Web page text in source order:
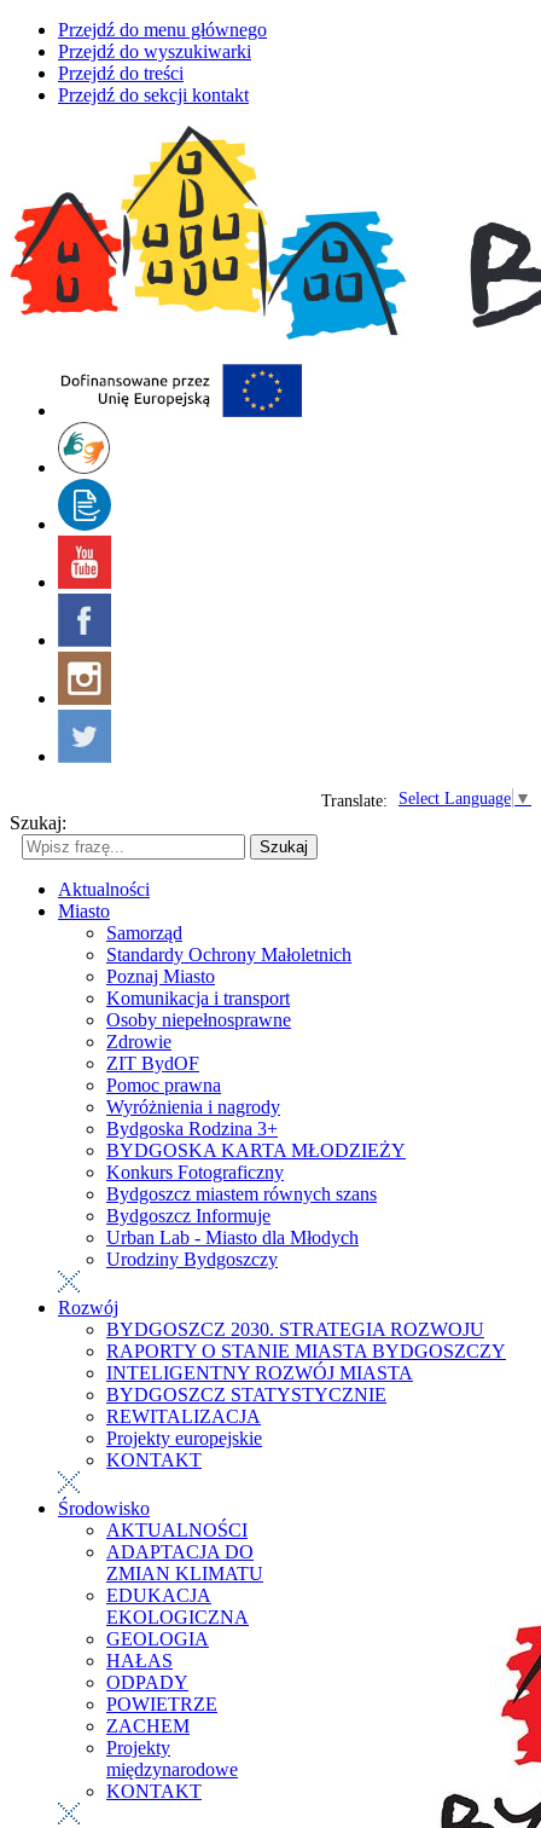
Przejdź do menu głównego
Przejdź do wyszukiwarki
Przejdź do treści
Przejdź do sekcji kontakt
Select Language ▼
Translate:
Szukaj:
Szukaj
Aktualności
Miasto
Samorząd
Standardy Ochrony Małoletnich
Poznaj Miasto
Komunikacja i transport
Osoby niepełnosprawne
Zdrowie
ZIT BydOF
Pomoc prawna
Wyróżnienia i nagrody
Bydgoska Rodzina 3+
BYDGOSKA KARTA MŁODZIEŻY
Konkurs Fotograficzny
Bydgoszcz miastem równych szans
Bydgoszcz Informuje
Urban Lab - Miasto dla Młodych
Urodziny Bydgoszczy
Rozwój
BYDGOSZCZ 2030. STRATEGIA ROZWOJU
RAPORTY O STANIE MIASTA BYDGOSZCZY
INTELIGENTNY ROZWÓJ MIASTA
BYDGOSZCZ STATYSTYCZNIE
REWITALIZACJA
Projekty europejskie
KONTAKT
Środowisko
AKTUALNOŚCI
ADAPTACJA DO
ZMIAN KLIMATU
EDUKACJA
EKOLOGICZNA
GEOLOGIA
HAŁAS
ODPADY
POWIETRZE
ZACHEM
Projekty
międzynarodowe
KONTAKT